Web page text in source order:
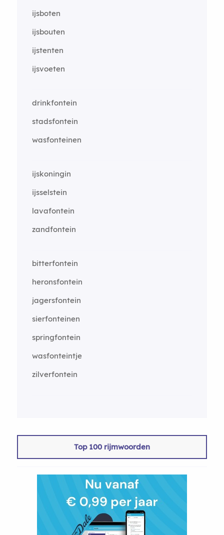
ijsboten
ijsbouten
ijstenten
ijsvoeten
drinkfontein
stadsfontein
wasfonteinen
ijskoningin
ijsselstein
lavafontein
zandfontein
bitterfontein
heronsfontein
jagersfontein
sierfonteinen
springfontein
wasfonteintje
zilverfontein
Top 100 rijmwoorden